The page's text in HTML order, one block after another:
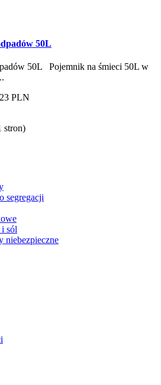
50L
50L Pojemnik na śmieci 50L w
PLN
stron)
segregacji
sól
niebezpieczne